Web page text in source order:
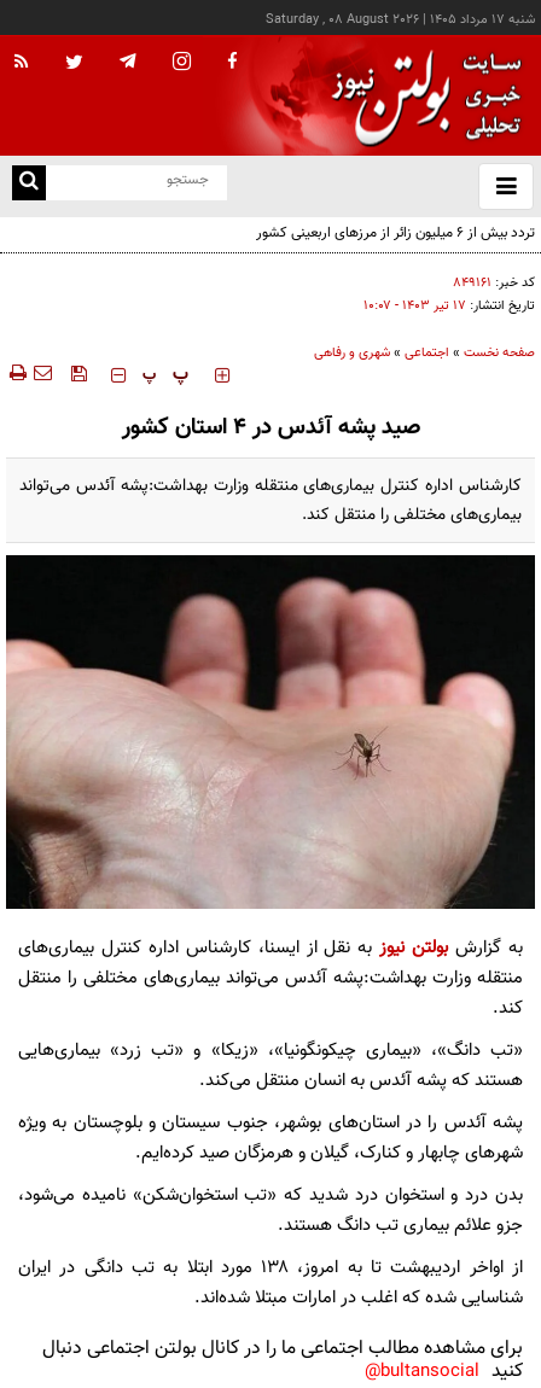
شنبه ۱۷ مرداد ۱۴۰۵ |
Saturday , 08 August 2026
باز
و
تردد بیش از ۶ میلیون زائر از مرزهای اربعینی کشور
کد خبر: ۸۴۹۱۶۱
تاریخ انتشار: ۱۷ تير ۱۴۰۳ - ۱۰:۰۷
صفحه نخست » اجتماعی »شهری و رفاهی
‍‍‍ پ پ
صید پشه آئدس در ۴ استان کشور
کارشناس اداره کنترل بیماری‌های منتقله وزارت بهداشت:پشه آئدس می‌تواند
بیماری‌های مختلفی را منتقل کند.
به گزارشبولتن نیوزبه نقل از ایسنا، کارشناس اداره کنترل بیماری‌های
منتقله وزارت بهداشت:پشه آئدس می‌تواند بیماری‌های مختلفی را منتقل
کند.
«تب دانگ»، «بیماری چیکونگونیا»، «زیکا» و «تب زرد» بیماری‌هایی
هستند که پشه آئدس به انسان منتقل می‌کند.
پشه آئدس را در استان‌های بوشهر، جنوب سیستان و بلوچستان به ویژه
شهرهای چابهار و کنارک، گیلان و هرمزگان صید کرده‌ایم.
بدن درد و استخوان درد شدید که «تب استخوان‌شکن» نامیده می‌شود،
جزو علائم بیماری تب دانگ هستند.
از اواخر اردیبهشت تا به امروز، ۱۳۸ مورد ابتلا به تب دانگی در ایران
شناسایی شده‌ که اغلب در امارات مبتلا شده‌اند.
برای مشاهده مطالب اجتماعی ما را در کانال بولتن اجتماعی دنبال
کنید bultansocial@